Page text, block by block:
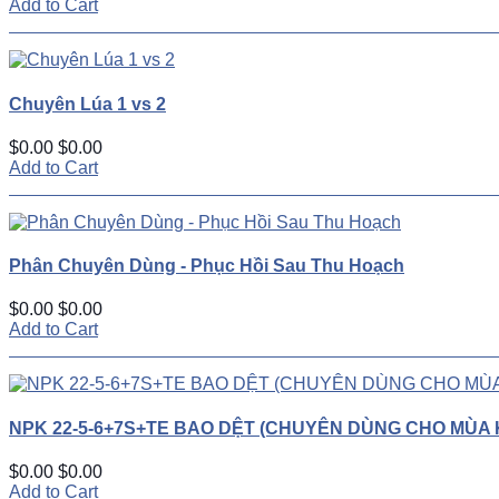
Add to Cart
Chuyên Lúa 1 vs 2
$0.00 $0.00
Add to Cart
Phân Chuyên Dùng - Phục Hồi Sau Thu Hoạch
$0.00 $0.00
Add to Cart
NPK 22-5-6+7S+TE BAO DỆT (CHUYÊN DÙNG CHO MÙA
$0.00 $0.00
Add to Cart